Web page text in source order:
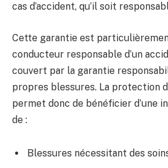
cas d’accident, qu’il soit
Cette garantie est
conducteur responsable d’un
couvert par la garantie
propres blessures. La protection
permet donc de bénéficier d’une
de :
Blessures nécessitant des